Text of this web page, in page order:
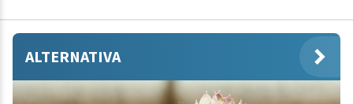
ALTERNATIVA